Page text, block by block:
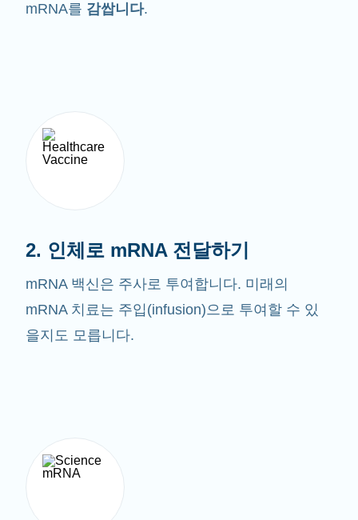
mRNA를 감쌉니다.
2. 인체로 mRNA 전달하기
mRNA 백신은 주사로 투여합니다. 미래의
mRNA 치료는 주입(infusion)으로 투여할 수 있
을지도 모릅니다.